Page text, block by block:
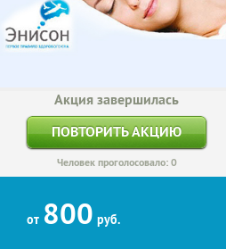
Акция завершилась
ПОВТОРИТЬ АКЦИЮ
Человек проголосовало: 0
от 800 руб.